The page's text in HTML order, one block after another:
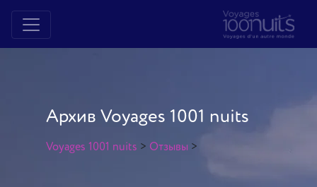
Архив Voyages 1001 nuits
Voyages 1001 nuits > Отзывы >